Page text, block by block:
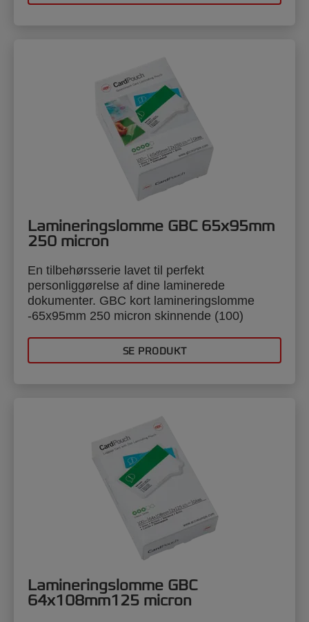
Lamineringslomme GBC 65x95mm
250 micron
En tilbehørsserie lavet til perfekt
personliggørelse af dine laminerede
dokumenter. GBC kort lamineringslomme
-65x95mm 250 micron skinnende (100)
SE PRODUKT
Lamineringslomme GBC
64x108mm125 micron